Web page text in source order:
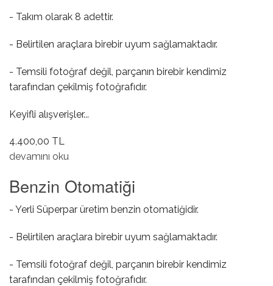
- Takım olarak 8 adettir.
- Belirtilen araçlara birebir uyum sağlamaktadır.
- Temsili fotoğraf değil, parçanın birebir kendimiz
tarafından çekilmiş fotoğrafıdır.
Keyifli alışverişler...
4.400,00 TL
Subap Tuşu ( Piyano ) hakkında
devamını oku
Benzin Otomatiği
- Yerli Süperpar üretim benzin otomatiğidir.
- Belirtilen araçlara birebir uyum sağlamaktadır.
- Temsili fotoğraf değil, parçanın birebir kendimiz
tarafından çekilmiş fotoğrafıdır.